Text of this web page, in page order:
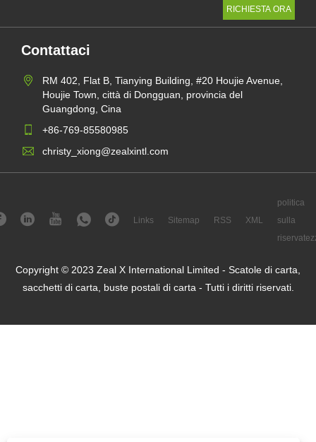
Contattaci
RM 402, Flat B, Tianying Building, #20 Houjie Avenue,
Houjie Town, città di Dongguan, provincia del
Guangdong, Cina
+86-769-85580985
christy_xiong@zealxintl.com
Links Sitemap RSS XML
politica
sulla
Copyright © 2023 Zeal X International Limited - Scatole di carta,
sacchetti di carta, buste postali di carta - Tutti i diritti riservati.